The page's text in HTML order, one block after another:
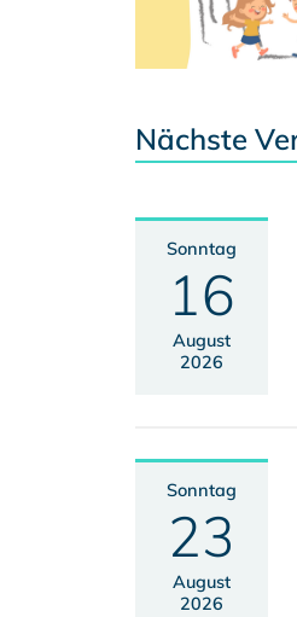
Nächste
Sonntag
16
August
2026
Sonntag
23
August
2026